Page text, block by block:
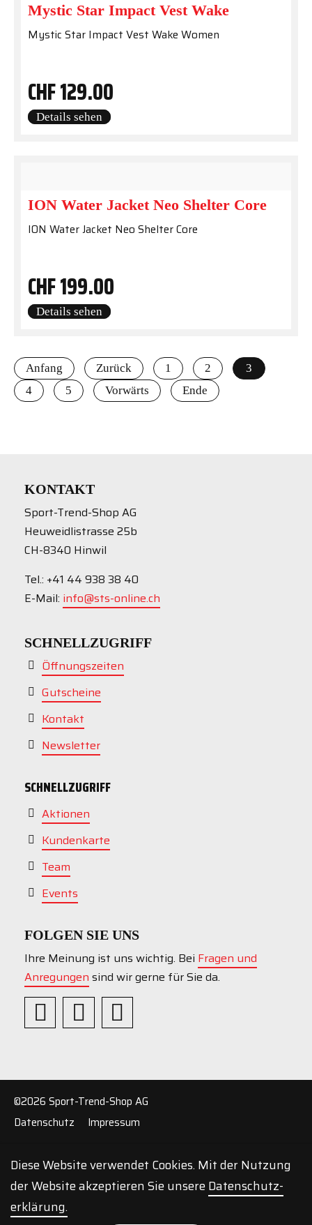
Mystic Star Impact Vest Wake
Mystic Star Impact Vest Wake Women
CHF129.00
Details sehen
ION Water Jacket Neo Shelter Core
ION Water Jacket Neo Shelter Core
CHF199.00
Details sehen
Anfang Zurück 1 2
3
4
5 Vorwärts Ende
KONTAKT
Sport-Trend-Shop AG
Heuweidlistrasse 25b
CH-8340 Hinwil
Tel.: +41 44 938 38 40
E-Mail: info@sts-online.ch
SCHNELLZUGRIFF
Öffnungszeiten
Gutscheine
Kontakt
Newsletter
SCHNELLZUGRIFF
Aktionen
Kundenkarte
Team
Events
FOLGEN SIE UNS
Ihre Meinung ist uns wichtig. Bei Fragen und
Anregungen sind wir gerne für Sie da.
©2026 Sport-Trend-Shop AG
Datenschutz
Impressum
Diese Website verwendet Cookies. Mit der Nutzung
der Website akzeptieren Sie unsere Daten­schutz­
erklärung.